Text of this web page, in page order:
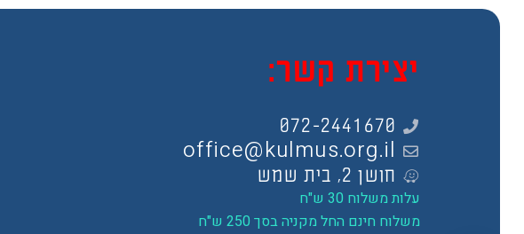
יצירת קשר:
072-2441670
office@kulmus.org.il
חושן 2, בית שמש
עלות משלוח 30 ש"ח
משלוח חינם החל מקניה בסך 250 ש"ח